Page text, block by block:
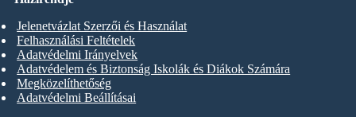
Jelenetvázlat Szerzői és Használat
Felhasználási Feltételek
Adatvédelmi Irányelvek
Adatvédelem és Biztonság Iskolák és Diákok Számára
Megközelíthetőség
Adatvédelmi Beállításai